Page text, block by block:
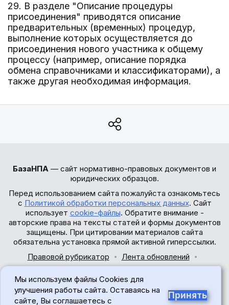
29. В разделе "Описание процедуры
присоединения" приводятся описание
предварительных (временных) процедур,
выполнение которых осуществляется до
присоединения нового участника к общему
процессу (например, описание порядка
обмена справочниками и классификаторами), а
также другая необходимая информация.
БазаНПА — сайт нормативно-правовых документов и
юридических образцов.
Перед использованием сайта пожалуйста ознакомьтесь
с Политикой обработки персональных данных. Сайт
использует cookie-файлы. Обратите внимание -
авторские права на тексты статей и формы документов
защищены. При цитировании материалов сайта
обязательна установка прямой активной гиперссылки.
Правовой рубрикатор
Лента обновлений
© 2017-2026
Мы используем файлы Cookies для
улучшения работы сайта. Оставаясь на
сайте, Вы соглашаетесь с
Принять